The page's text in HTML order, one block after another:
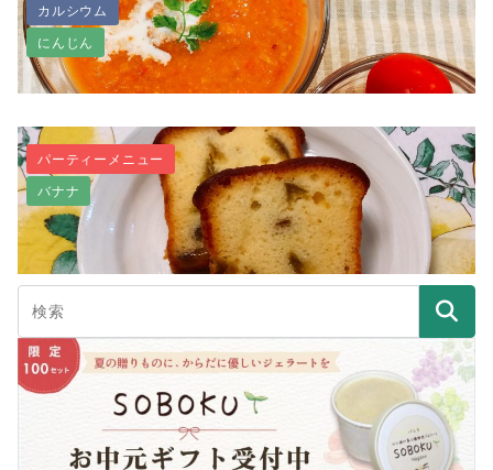
肉なし、おからでチーズ風ナゲット
【ローフード】プチトマトの食べるスープ
カルシウム
にんじん
青梅とこぼれ梅（みりん粕）のパウンドケーキ
パーティーメニュー
バナナ